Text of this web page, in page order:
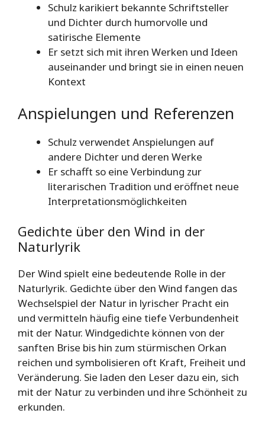
Schulz karikiert bekannte Schriftsteller
und Dichter durch humorvolle und
satirische Elemente
Er setzt sich mit ihren Werken und Ideen
auseinander und bringt sie in einen neuen
Kontext
Anspielungen und Referenzen
Schulz verwendet Anspielungen auf
andere Dichter und deren Werke
Er schafft so eine Verbindung zur
literarischen Tradition und eröffnet neue
Interpretationsmöglichkeiten
Gedichte über den Wind in der
Naturlyrik
Der Wind spielt eine bedeutende Rolle in der
Naturlyrik. Gedichte über den Wind fangen das
Wechselspiel der Natur in lyrischer Pracht ein
und vermitteln häufig eine tiefe Verbundenheit
mit der Natur. Windgedichte können von der
sanften Brise bis hin zum stürmischen Orkan
reichen und symbolisieren oft Kraft, Freiheit und
Veränderung. Sie laden den Leser dazu ein, sich
mit der Natur zu verbinden und ihre Schönheit zu
erkunden.